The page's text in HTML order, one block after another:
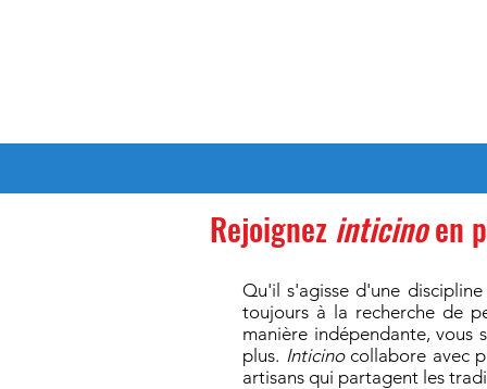
Rejoignez inticinoen
Qu'il s'agisse d'une
toujours à la recherche de
manière indépendante, vous
plus. Inticinocollabore avec
artisans qui partagent les